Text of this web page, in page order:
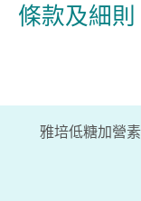
條款及細則
雅培低糖加營